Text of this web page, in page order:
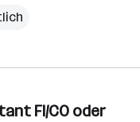
FI/CO oder